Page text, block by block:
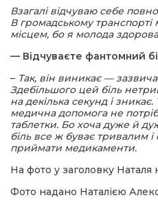
Взагалі відчуваю себе
В громадському транспорті
місцем, бо я молода
— Відчуваєте фантомний
– Так, він виникає —
Здебільшого цей біль
на декілька секунд і
медична допомога не
таблетки. Бо хоча дуже й
біль все ж буває тривалим
приймати медикаменти.
На фото у заголовку Наталя
Фото надано Наталією